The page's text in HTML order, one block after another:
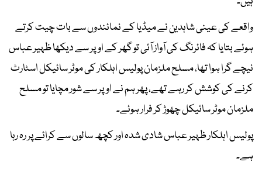
واقعے کی عینی شاہدین نے میڈیا کے نمائندوں سے بات چیت کرتے
ہوئے بتایا کہ فائرنگ کی آواز آئی تو گھر کے اوپر سے دیکھا ظہیر عباس
نیچے گرا ہوا تھا، مسلح ملزمان پولیس اہلکار کی موٹر سائیکل اسٹارٹ
کرنے کی کوشش کر رہے تھے، پھر ہم نے اوپر سے شور مچایا تو مسلح
ملزمان موٹر سائیکل چھوڑ کر فرار ہوئے۔
پولیس اہلکار ظہیر عباس شادی شدہ اور کچھ سالوں سے کرائے پر رہ رہا
ہے۔